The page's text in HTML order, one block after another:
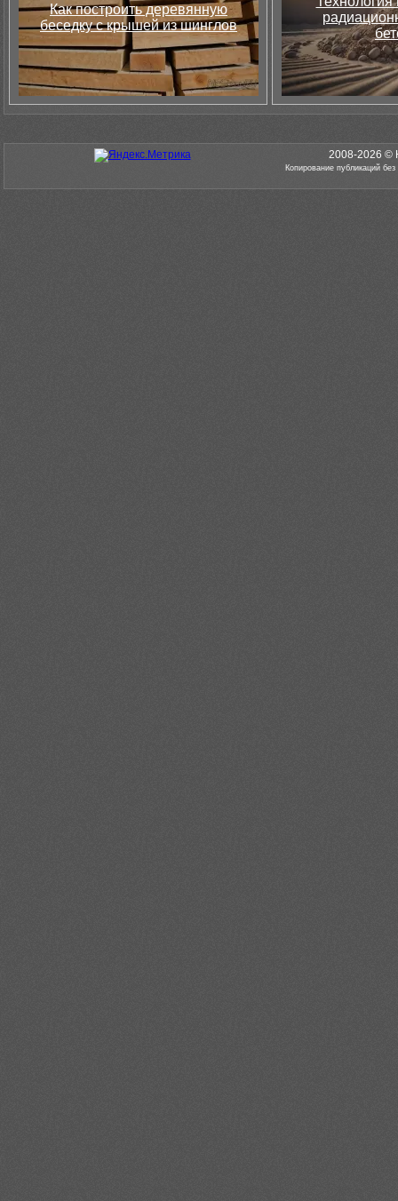
Как построить деревянную
беседку с крышей из шинглов
2008-2026 ©
Копирование публикаций